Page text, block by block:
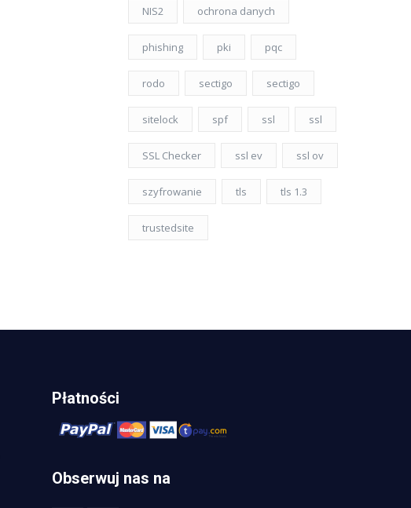
NIS2 ochrona danych
phishing pki pqc
rodo sectigo sectigo
sitelock spf ssl ssl
SSL Checker ssl ev ssl ov
szyfrowanie tls tls 1.3
trustedsite
Płatności
Obserwuj nas na